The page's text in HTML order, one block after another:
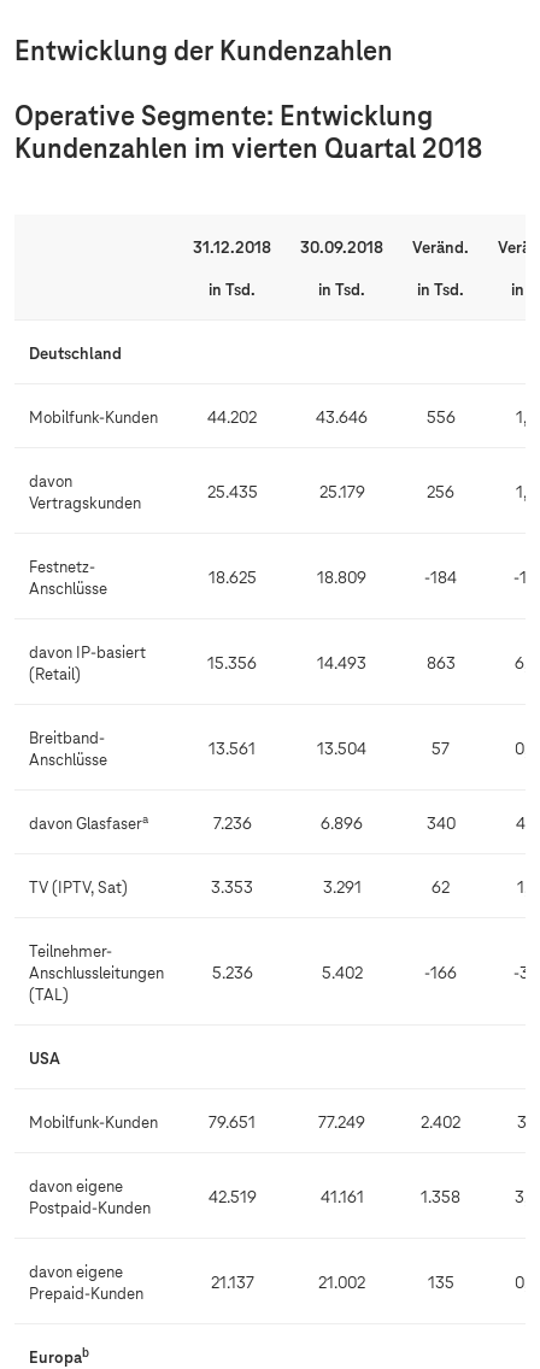
Entwicklung der Kundenzahlen
Operative Segmente: Entwicklung
Kundenzahlen im vierten Quartal 2018
31.12.2018
in Tsd.
30.09.2018
in Tsd.
Veränd.
in Tsd. in %
Deutschland
Mobilfunk-Kunden 44.202 43.646 556 1,3
davon
Vertragskunden
25.435 25.179 256 1,0
Festnetz-
Anschlüsse
18.625 18.809 -184 -1,0
davon IP-basiert
(Retail)
15.356 14.493 863 6,0
Breitband-
Anschlüsse
13.561 13.504 57 0,4
davon Glasfasera 7.236 6.896 340 4,9
TV (IPTV, Sat) 3.353 3.291 62 1,9
Teilnehmer-
Anschlussleitungen
(TAL)
5.236 5.402 -166 -3,1
USA
Mobilfunk-Kunden 79.651 77.249 2.402 3,1
davon eigene
Postpaid-Kunden
42.519 41.161 1.358 3,3
davon eigene
Prepaid-Kunden
21.137 21.002 135 0,6
Europab